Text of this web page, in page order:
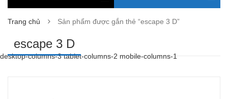
Trang chủ Sản phẩm được gắn thẻ “escape 3 D”
escape 3 D
desktop-columns-3 tablet-columns-2 mobile-columns-1